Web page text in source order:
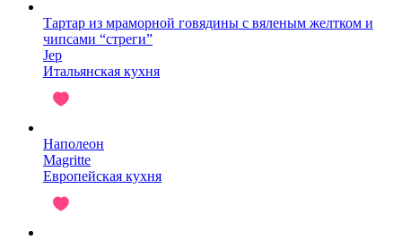
Тартар из мраморной говядины с вяленым желтком и
чипсами “стреги”
Jep
Итальянская кухня
Наполеон
Magritte
Европейская кухня